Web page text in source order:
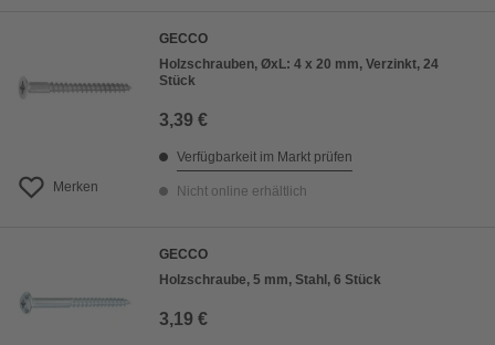
Merken
GECCO
Holzschrauben, ØxL: 4 x 20 mm, Verzinkt, 24
Stück
3,39 €
Verfügbarkeit im Markt prüfen
Nicht online erhältlich
GECCO
Holzschraube, 5 mm, Stahl, 6 Stück
3,19 €